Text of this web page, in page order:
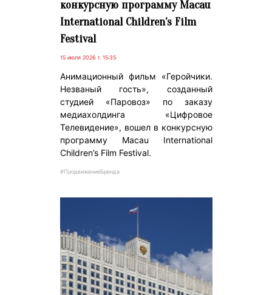
конкурсную программу Macau
International Children’s Film
Festival
15 июля 2026 г. 15:35
Анимационный фильм «Геройчики.
Незваный гость», созданный
студией «Паровоз» по заказу
медиахолдинга «Цифровое
Телевидение», вошел в конкурсную
программу Macau International
Children’s Film Festival.
#ПродвижениеБренда